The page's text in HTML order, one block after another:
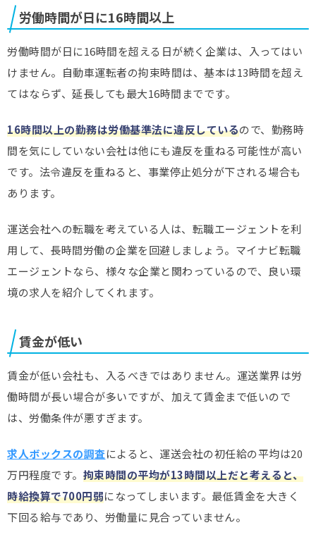
労働時間が日に16時間以上
労働時間が日に16時間を超える日が続く企業は、入ってはい
けません。自動車運転者の拘束時間は、基本は13時間を超え
てはならず、延長しても最大16時間までです。
16時間以上の勤務は労働基準法に違反しているので、勤務時
間を気にしていない会社は他にも違反を重ねる可能性が高い
です。法令違反を重ねると、事業停止処分が下される場合も
あります。
運送会社への転職を考えている人は、転職エージェントを利
用して、長時間労働の企業を回避しましょう。マイナビ転職
エージェントなら、様々な企業と関わっているので、良い環
境の求人を紹介してくれます。
賃金が低い
賃金が低い会社も、入るべきではありません。運送業界は労
働時間が長い場合が多いですが、加えて賃金まで低いので
は、労働条件が悪すぎます。
求人ボックスの調査によると、運送会社の初任給の平均は20
万円程度です。 拘束時間の平均が13時間以上だと考えると、
時給換算で700円弱になってしまいます。最低賃金を大きく
下回る給与であり、労働量に見合っていません。